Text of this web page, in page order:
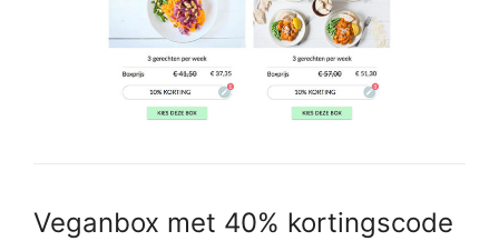
Veganbox met 40% kortingscode